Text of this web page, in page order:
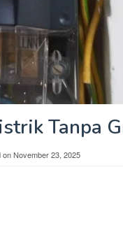
Tanpa
onNovember 23, 2025